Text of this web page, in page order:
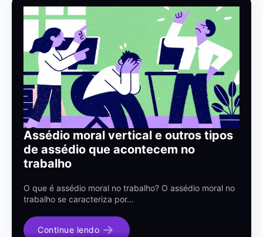
Assédio moral vertical e outros tipos
de assédio que acontecem no
trabalho
O que é assédio moral no trabalho? O assédio moral no
trabalho se caracteriza por…
Continue lendo